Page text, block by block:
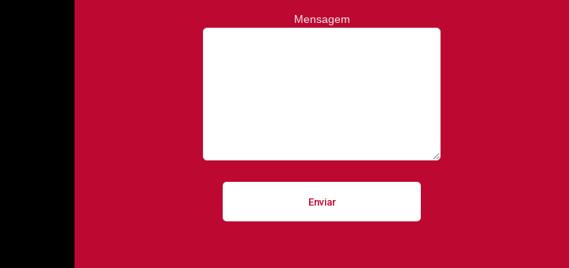
Mensagem